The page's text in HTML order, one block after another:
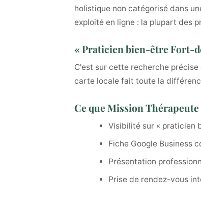
holistique non catégorisé dans
exploité en ligne : la plupart des
« Praticien bien-être Fort-
C'est sur cette recherche
carte locale fait toute la
Ce que Mission
Visibilité sur « praticien
Fiche Google Business
Présentation
Prise de rendez-vous